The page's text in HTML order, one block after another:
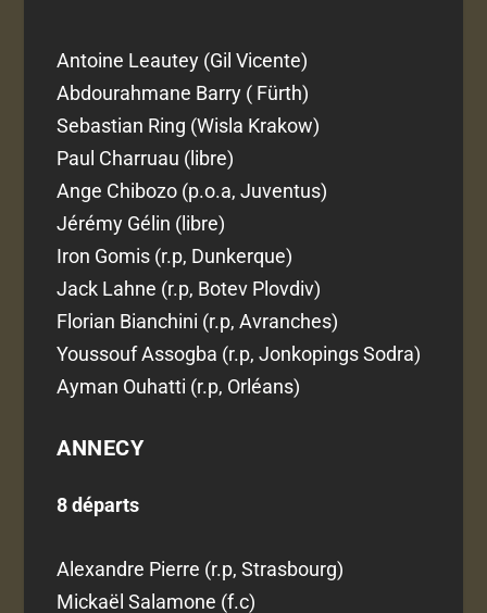
Antoine Leautey (Gil Vicente)
Abdourahmane Barry ( Fürth)
Sebastian Ring (Wisla Krakow)
Paul Charruau (libre)
Ange Chibozo (p.o.a, Juventus)
Jérémy Gélin (libre)
Iron Gomis (r.p, Dunkerque)
Jack Lahne (r.p, Botev Plovdiv)
Florian Bianchini (r.p, Avranches)
Youssouf Assogba (r.p, Jonkopings Sodra)
Ayman Ouhatti (r.p, Orléans)
ANNECY
8 départs
Alexandre Pierre (r.p, Strasbourg)
Mickaël Salamone (f.c)